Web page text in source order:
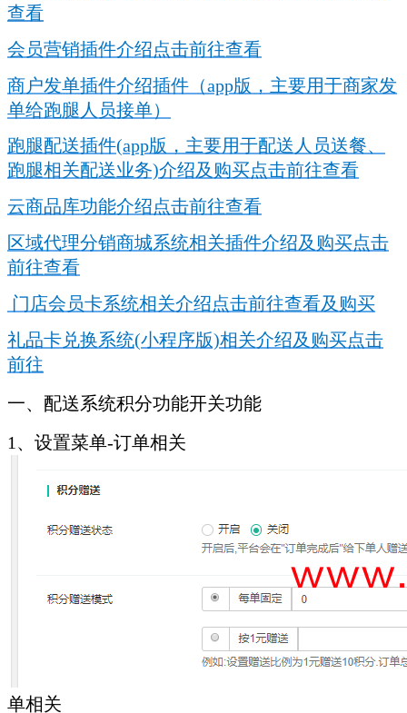
查看
会员营销插件介绍点击前往查看
商户发单插件介绍插件（app版，主要用于商家发
单给跑腿人员接单）
跑腿配送插件(app版，主要用于配送人员送餐、
跑腿相关配送业务)介绍及购买点击前往查看
云商品库功能介绍点击前往查看
区域代理分销商城系统相关插件介绍及购买点击
前往查看
门店会员卡系统相关介绍点击前往查看及购买
礼品卡兑换系统(小程序版)相关介绍及购买点击
前往
一、配送系统积分功能开关功能
1、设置菜单-订单相关
单相关